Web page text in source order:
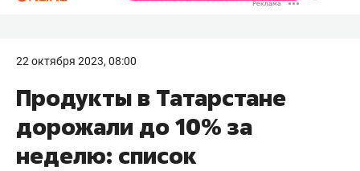
22 октября 2023, 08:00
Продукты в Татарстане
дорожали до 10% за
неделю: список